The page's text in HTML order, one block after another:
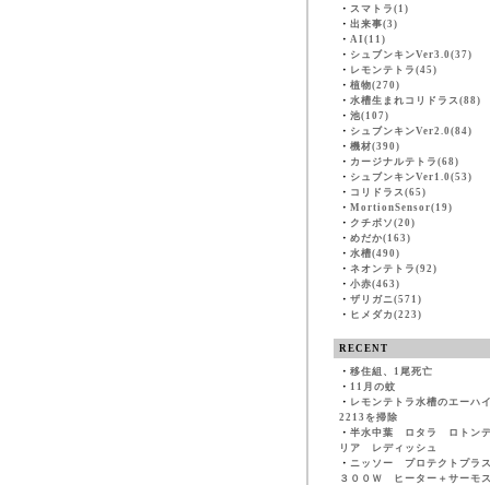
・ スマトラ(1)
・ 出来事(3)
・ AI(11)
・ シュブンキンVer3.0(37)
・ レモンテトラ(45)
・ 植物(270)
・ 水槽生まれコリドラス(88)
・ 池(107)
・ シュブンキンVer2.0(84)
・ 機材(390)
・ カージナルテトラ(68)
・ シュブンキンVer1.0(53)
・ コリドラス(65)
・ MortionSensor(19)
・ クチボソ(20)
・ めだか(163)
・ 水槽(490)
・ ネオンテトラ(92)
・ 小赤(463)
・ ザリガニ(571)
・ ヒメダカ(223)
RECENT
・ 移住組、1尾死亡
・ 11月の蚊
・ レモンテトラ水槽のエーハ
2213を掃除
・ 半水中葉 ロタラ ロトンデ
リア レディッシュ
・ ニッソー プロテクトプラ
３００Ｗ ヒーター＋サーモ